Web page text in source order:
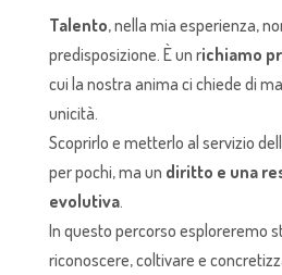
Talento, nella mia esperienza,
predisposizione. È un richiamo
cui la nostra anima ci chiede di
unicità.
Scoprirlo e metterlo al servizio
per pochi, ma un diritto e una
evolutiva.
In questo percorso esploreremo
riconoscere, coltivare e